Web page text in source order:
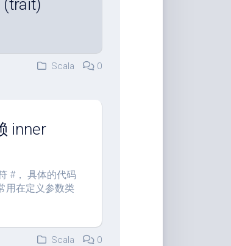
(trait)
Scala
0
inner
#， 具体的代码
用在定义参数类
Scala
0